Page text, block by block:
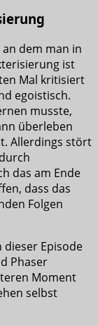
dem man in
ist
Mal kritisiert
egoistisch.
musste,
überleben
Allerdings stört
das am Ende
dass das
Folgen
dieser Episode
Phaser
Moment
selbst